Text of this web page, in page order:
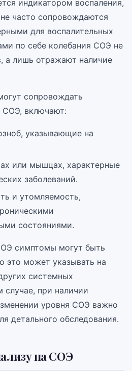
индикатором воспаления,
часто сопровождаются
для воспалительных
по себе колебания СОЭ не
а лишь отражают наличие
сопровождать
СОЭ, включают:
указывающие на
или мышцах, характерные
заболеваний.
и утомляемость,
состояниями.
симптомы могут быть
это может указывать на
системных
случае, при наличии
уровня СОЭ важно
детального обследования.
на СОЭ